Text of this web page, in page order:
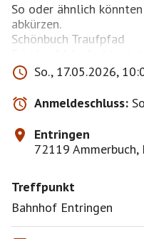
So oder ähnlich
abkürzen.
Schönbuch Traufpfad
Schloss Hohenentringen
Blick auf Schönbuchtrauf
https://
(geöffnet bis 18 Uhr)
dort lassen wir den Tag
So., 17.05.2026,
Anmeldeschluss:
Entringen
72119 Ammerbuch,
Treffpunkt
Bahnhof Entringen